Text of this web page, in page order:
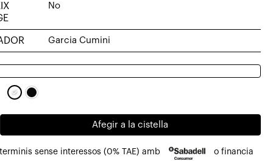
No
Garcia Cumini
Afegir a la cistella
sense interessos (0% TAE) amb o financia